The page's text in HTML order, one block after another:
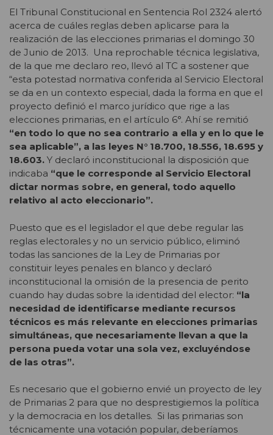
El Tribunal Constitucional en Sentencia Rol 2324 alertó
acerca de cuáles reglas deben aplicarse para la
realización de las elecciones primarias el domingo 30
de Junio de 2013. Una reprochable técnica legislativa,
de la que me declaro reo, llevó al TC a sostener que
“esta potestad normativa conferida al Servicio Electoral
se da en un contexto especial, dada la forma en que el
proyecto definió el marco jurídico que rige a las
elecciones primarias, en el artículo 6°. Ahí se remitió
“en todo lo que no sea contrario a ella y en lo que le
sea aplicable”, a las leyes N° 18.700, 18.556, 18.695 y
18.603. Y declaró inconstitucional la disposición que
indicaba “que le corresponde al Servicio Electoral
dictar normas sobre, en general, todo aquello
relativo al acto eleccionario”.
Puesto que es el legislador el que debe regular las
reglas electorales y no un servicio público, eliminó
todas las sanciones de la Ley de Primarias por
constituir leyes penales en blanco y declaró
inconstitucional la omisión de la presencia de perito
cuando hay dudas sobre la identidad del elector: “la
necesidad de identificarse mediante recursos
técnicos es más relevante en elecciones primarias
simultáneas, que necesariamente llevan a que la
persona pueda votar una sola vez, excluyéndose
de las otras”.
Es necesario que el gobierno envié un proyecto de ley
de Primarias 2 para que no desprestigiemos la política
y la democracia en los detalles. Si las primarias son
técnicamente una votación popular, deberíamos